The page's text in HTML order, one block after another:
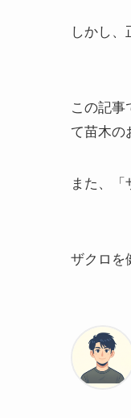
しかし
この記
て苗木の
また、
ザクロを